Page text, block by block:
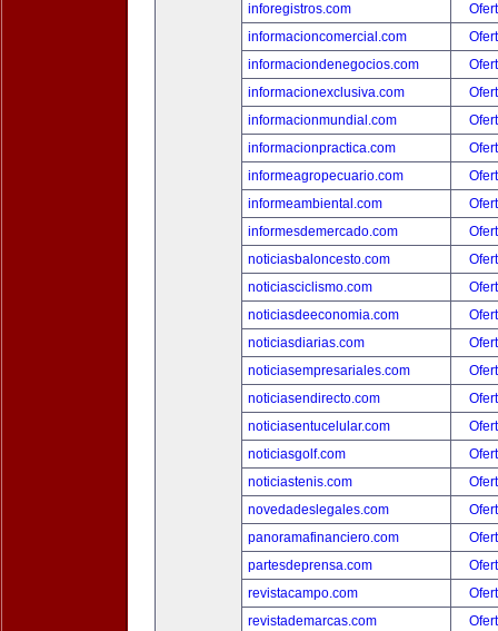
inforegistros.com
informacioncomercial.com
informaciondenegocios.com
informacionexclusiva.com
informacionmundial.com
informacionpractica.com
informeagropecuario.com
informeambiental.com
informesdemercado.com
noticiasbaloncesto.com
noticiasciclismo.com
noticiasdeeconomia.com
noticiasdiarias.com
noticiasempresariales.com
noticiasendirecto.com
noticiasentucelular.com
noticiasgolf.com
noticiastenis.com
novedadeslegales.com
panoramafinanciero.com
partesdeprensa.com
revistacampo.com
revistademarcas.com